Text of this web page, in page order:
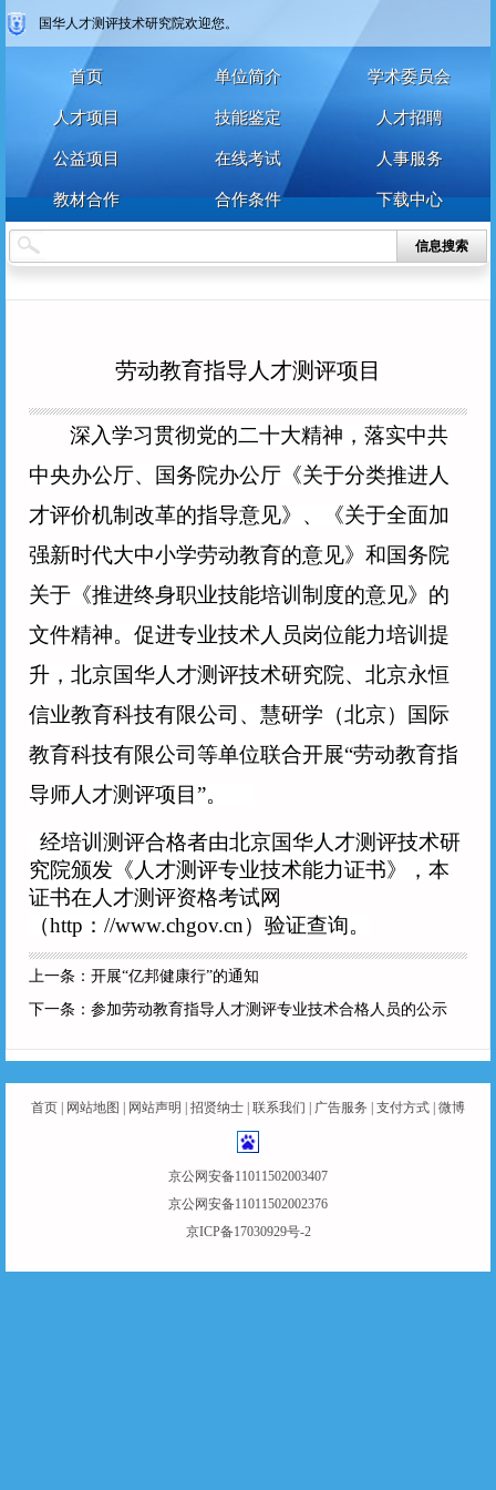
用户名
确认密码
注册 登录
国华人才测评技术研究院欢迎您。
首页 单位简介 学术委员会
人才项目 技能鉴定 人才招聘
公益项目 在线考试 人事服务
教材合作 合作条件 下载中心
信息搜索
劳动教育指导人才测评项目
深入学习贯彻党的二十大精神，落实中共
中央办公厅、国务院办公厅《关于分类推进人
才评价机制改革的指导意见》、《关于全面加
强新时代大中小学劳动教育的意见》和国务院
关于《推进终身职业技能培训制度的意见》的
文件精神。促进专业技术人员岗位能力培训提
升，北京国华人才测评技术研究院、北京永恒
信业教育科技有限公司、慧研学（北京）国际
教育科技有限公司等单位联合开展“劳动教育指
导师人才测评项目”。
经培训测评合格者由北京国华人才测评技术研
究院颁发《人才测评专业技术能力证书》，本
证书在人才测评资格考试网
（http：//www.chgov.cn）验证查询。
上一条： 开展“亿邦健康行”的通知
下一条： 参加劳动教育指导人才测评专业技术合格人员的公示
首页 网站地图 网站声明 招贤纳士 联系我们 广告服务 支付方式 微博
京公网安备11011502003407
京公网安备11011502002376
京ICP备17030929号-2